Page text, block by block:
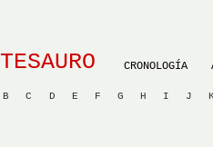
TESAURO CRONOLOGÍA
B C D E F G H I J